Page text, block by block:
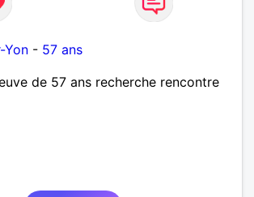
Yon - 57 ans
de 57 ans recherche rencontre